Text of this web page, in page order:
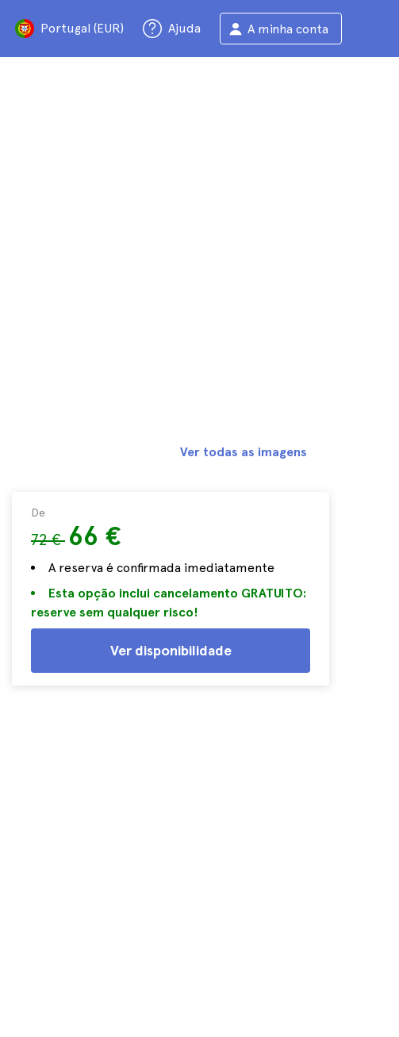
Portugal (EUR) Ajuda A minha conta
De
72 € 66 €
A reserva é confirmada imediatamente
Esta opção inclui cancelamento GRATUITO:
reserve sem qualquer risco!
Ver disponibilidade
Ver todas as imagens